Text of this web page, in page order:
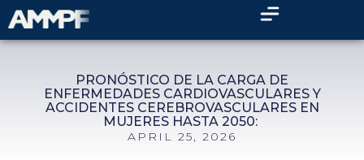
PRONÓSTICO DE LA CARGA DE
ENFERMEDADES CARDIOVASCULARES Y
ACCIDENTES CEREBROVASCULARES EN
MUJERES HASTA 2050:
APRIL 25, 2026